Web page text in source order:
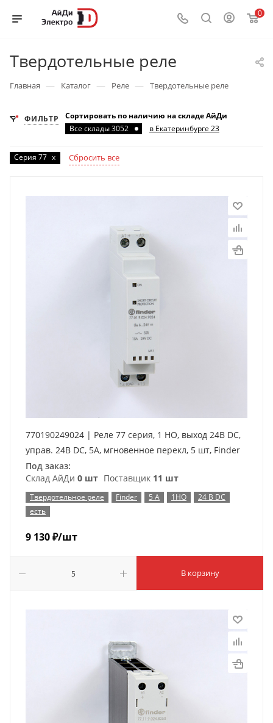
0
Твердотельные реле
Главная — Каталог — Реле — Твердотельные реле
ФИЛЬТР
Сортировать по наличию на складе АйДи
Все склады 3052
в Екатеринбурге 23
Серия 77 x Сбросить все
770190249024 | Реле 77 серия, 1 НО, выход 24В DC,
управ. 24В DC, 5А, мгновенное перекл, 5 шт, Finder
Под заказ:
Склад АйДи 0 шт Поставщик 11 шт
Твердотельное реле Finder 5 А 1НО
24 В DC
есть
9 130₽/шт
В корзину